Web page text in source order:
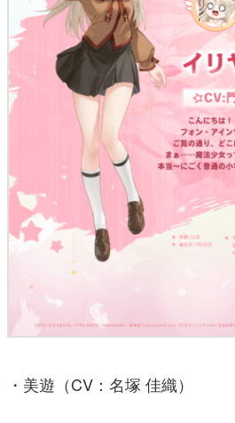
・美遊（CV：名塚 佳織）